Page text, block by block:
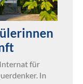
für
In